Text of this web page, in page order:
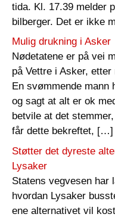
tida. Kl. 17.39 melder
bilberger. Det er ikke
Mulig drukning i Asker
Nødetatene er på vei
på Vettre i Asker,
En svømmende mann
og sagt at alt er ok
betvile at det
får dette bekreftet, […]
Støtter det dyreste
Lysaker
Statens vegvesen har
hvordan Lysaker
ene alternativet vil